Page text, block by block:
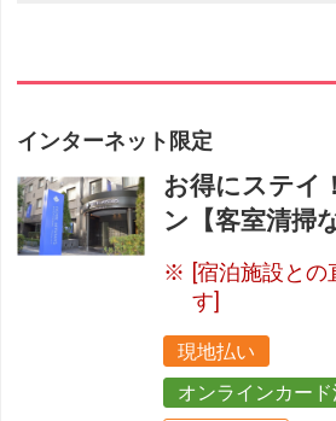
インターネット限定
お得にステイ
ン【客室清掃
[宿泊施設との
す]
現地払い
オンラインカー